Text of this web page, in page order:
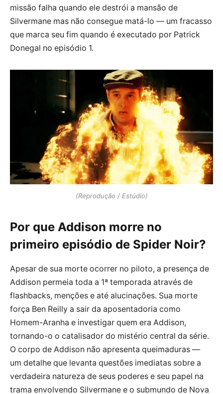
missão falha quando ele destrói a mansão de
Silvermane mas não consegue matá-lo — um fracasso
que marca seu fim quando é executado por Patrick
Donegal no episódio 1.
(Reprodução / Estúdio)
Por que Addison morre no
primeiro episódio de Spider Noir?
Apesar de sua morte ocorrer no piloto, a presença de
Addison permeia toda a 1ª temporada através de
flashbacks, menções e até alucinações. Sua morte
força Ben Reilly a sair da aposentadoria como
Homem-Aranha e investigar quem era Addison,
tornando-o o catalisador do mistério central da série.
O corpo de Addison não apresenta queimaduras —
um detalhe que levanta questões imediatas sobre a
verdadeira natureza de seus poderes e seu papel na
trama envolvendo Silvermane e o submundo de Nova